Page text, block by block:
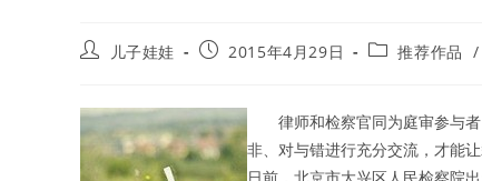
Post 儿子娃娃
Post2015年4月29日
Post推荐作品 /
律师和检察官同为庭审参与
非、对与错进行充分交流，才能